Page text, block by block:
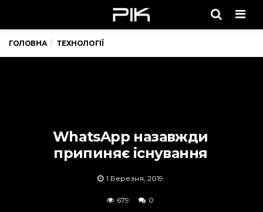
ГОЛОВНА ТЕХНОЛОГІЇ
WhatsApp назавжди
припиняє існування
1 Березня, 2019
679 0